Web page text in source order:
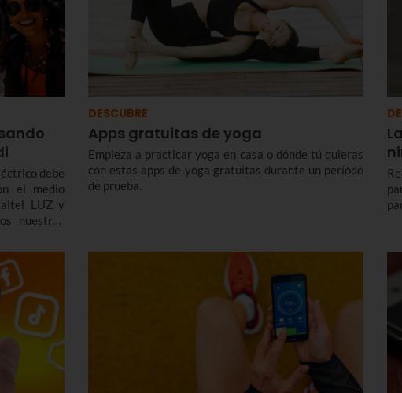
debe
el medio
LUZ y
nuestras
Y hay
DESCUBRE
Apps gratuitas de yoga
Empieza a practicar yoga en casa o dónde tú quieras
con estas apps de yoga gratuitas durante un período
de prueba.